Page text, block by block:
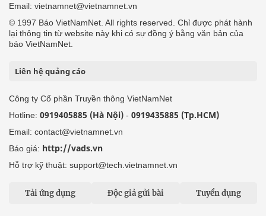
Email: vietnamnet@vietnamnet.vn
© 1997 Báo VietNamNet. All rights reserved. Chỉ được phát hành
lại thông tin từ website này khi có sự đồng ý bằng văn bản của
báo VietNamNet.
Liên hệ quảng cáo
Công ty Cổ phần Truyền thông VietNamNet
Hotline: 0919405885 (Hà Nội) - 0919435885 (Tp.HCM)
Email: contact@vietnamnet.vn
Báo giá: http://vads.vn
Hỗ trợ kỹ thuật: support@tech.vietnamnet.vn
Tải ứng dụng Độc giả gửi bài Tuyển dụng